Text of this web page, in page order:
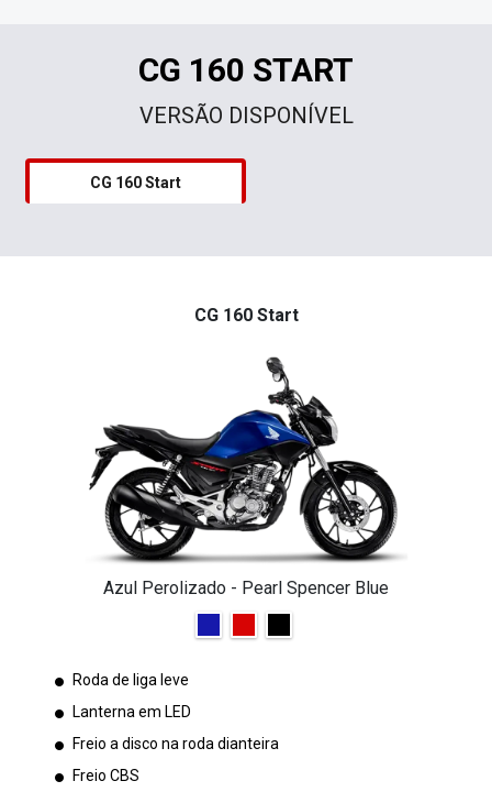
CG 160 START
VERSÃO DISPONÍVEL
CG 160 Start
CG 160 Start
Azul Perolizado - Pearl Spencer Blue
Roda de liga leve
Lanterna em LED
Freio a disco na roda dianteira
Freio CBS